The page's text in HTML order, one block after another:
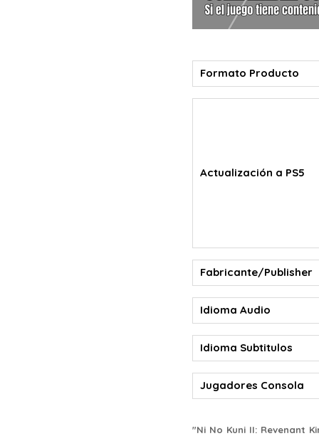
Formato Producto
Actualización a PS5
Fabricante/Publisher
Idioma Audio
Idioma Subtitulos
Jugadores Consola
"Ni No Kuni II: Revenant